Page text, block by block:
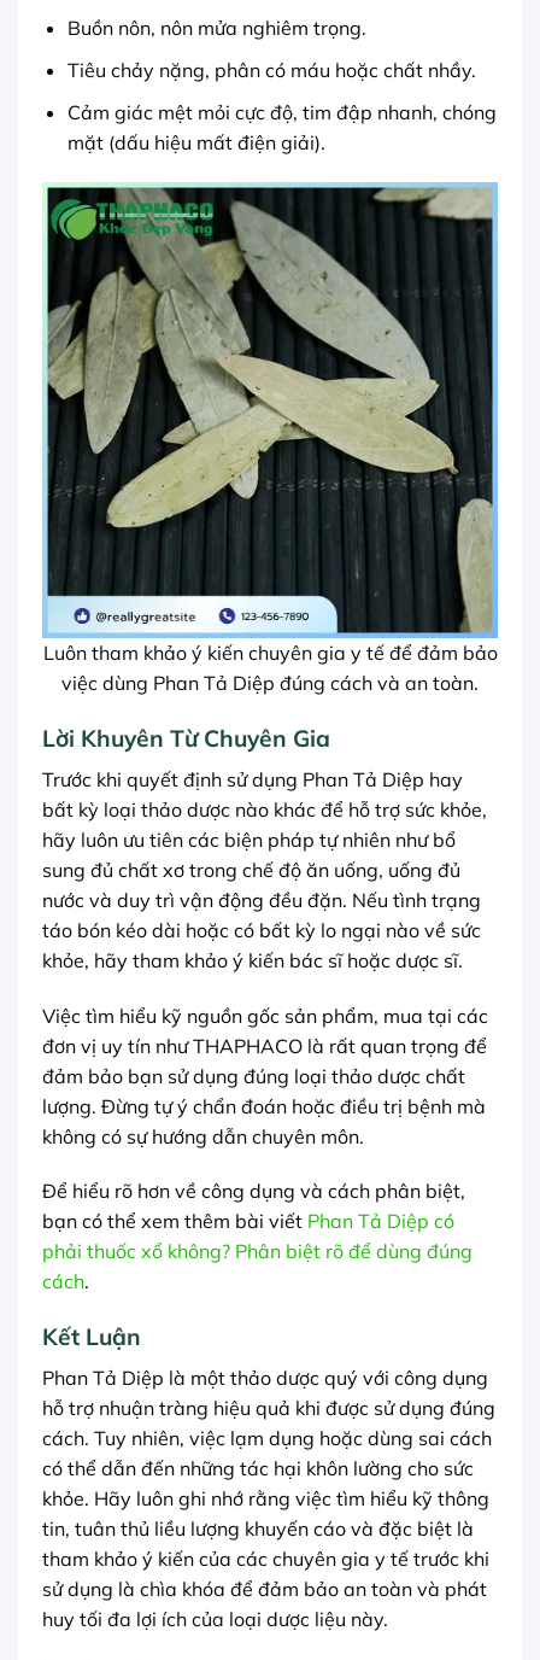
Buồn nôn, nôn mửa nghiêm trọng.
Tiêu chảy nặng, phân có máu hoặc chất nhầy.
Cảm giác mệt mỏi cực độ, tim đập nhanh, chóng
mặt (dấu hiệu mất điện giải).
Luôn tham khảo ý kiến chuyên gia y tế để đảm bảo
việc dùng Phan Tả Diệp đúng cách và an toàn.
Lời Khuyên Từ Chuyên Gia
Trước khi quyết định sử dụng Phan Tả Diệp hay
bất kỳ loại thảo dược nào khác để hỗ trợ sức khỏe,
hãy luôn ưu tiên các biện pháp tự nhiên như bổ
sung đủ chất xơ trong chế độ ăn uống, uống đủ
nước và duy trì vận động đều đặn. Nếu tình trạng
táo bón kéo dài hoặc có bất kỳ lo ngại nào về sức
khỏe, hãy tham khảo ý kiến bác sĩ hoặc dược sĩ.
Việc tìm hiểu kỹ nguồn gốc sản phẩm, mua tại các
đơn vị uy tín như THAPHACO là rất quan trọng để
đảm bảo bạn sử dụng đúng loại thảo dược chất
lượng. Đừng tự ý chẩn đoán hoặc điều trị bệnh mà
không có sự hướng dẫn chuyên môn.
Để hiểu rõ hơn về công dụng và cách phân biệt,
bạn có thể xem thêm bài viết Phan Tả Diệp có
phải thuốc xổ không? Phân biệt rõ để dùng đúng
cách.
Kết Luận
Phan Tả Diệp là một thảo dược quý với công dụng
hỗ trợ nhuận tràng hiệu quả khi được sử dụng đúng
cách. Tuy nhiên, việc lạm dụng hoặc dùng sai cách
có thể dẫn đến những tác hại khôn lường cho sức
khỏe. Hãy luôn ghi nhớ rằng việc tìm hiểu kỹ thông
tin, tuân thủ liều lượng khuyến cáo và đặc biệt là
tham khảo ý kiến của các chuyên gia y tế trước khi
sử dụng là chìa khóa để đảm bảo an toàn và phát
huy tối đa lợi ích của loại dược liệu này.